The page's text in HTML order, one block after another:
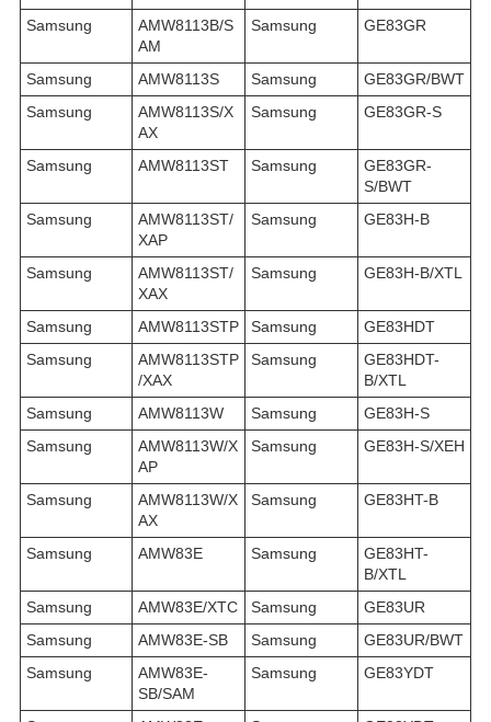
Samsung
AMW8113B/S
AM
Samsung GE83GR
Samsung AMW8113S Samsung
GE83GR/BWT
Samsung
AMW8113S/X
AX
Samsung GE83GR-S
Samsung AMW8113ST Samsung
GE83GR-
S/BWT
Samsung
AMW8113ST/
XAP
Samsung GE83H-B
Samsung
AMW8113ST/
XAX
Samsung GE83H-B/XTL
Samsung AMW8113STP Samsung
GE83HDT
Samsung
AMW8113STP
/XAX
Samsung
GE83HDT-
B/XTL
Samsung
AMW8113W Samsung
GE83H-S
Samsung
AMW8113W/X
AP
Samsung GE83H-S/XEH
Samsung
AMW8113W/X
AX
Samsung GE83HT-B
Samsung AMW83E Samsung
GE83HT-
B/XTL
Samsung
AMW83E/XTC Samsung
GE83UR
Samsung
AMW83E-SB Samsung
GE83UR/BWT
Samsung
AMW83E-
SB/SAM
Samsung GE83YDT